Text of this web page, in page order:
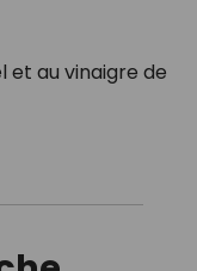
et au vinaigre de